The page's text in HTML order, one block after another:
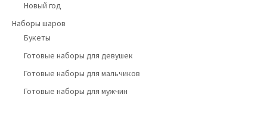
Новый год
Наборы шаров
Букеты
Готовые наборы для девушек
Готовые наборы для мальчиков
Готовые наборы для мужчин